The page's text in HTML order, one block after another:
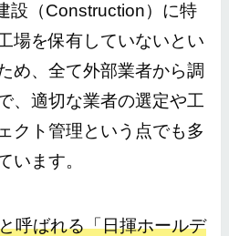
設（Construction）に特
場を保有していないとい
め、全て外部業者から調
、適切な業者の選定や工
クト管理という点でも多
います。
呼ばれる「日揮ホールデ